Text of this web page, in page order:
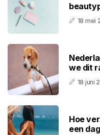
18 mei
we dit
18 juni
Hoe
een